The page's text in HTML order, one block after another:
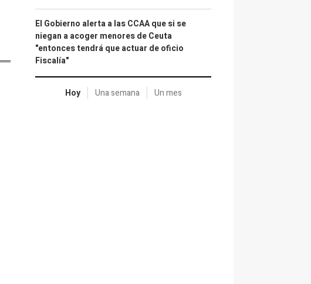
El Gobierno alerta a las CCAA que si se
niegan a acoger menores de Ceuta
"entonces tendrá que actuar de oficio
Fiscalía"
Hoy Una semana Un mes